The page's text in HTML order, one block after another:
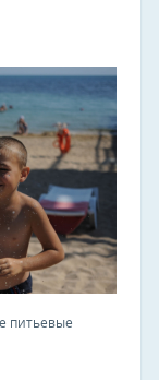
питьевые